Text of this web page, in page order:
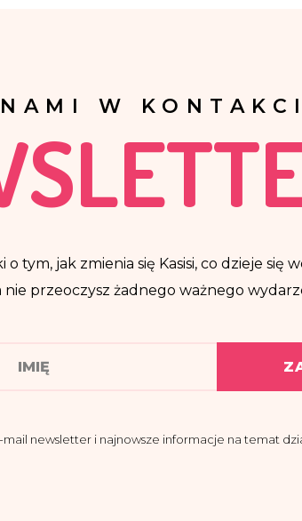
W
tym, jak zmienia się Kasisi, co dzieje się
nie przeoczysz żadnego ważnego
newsletter i najnowsze informacje na temat